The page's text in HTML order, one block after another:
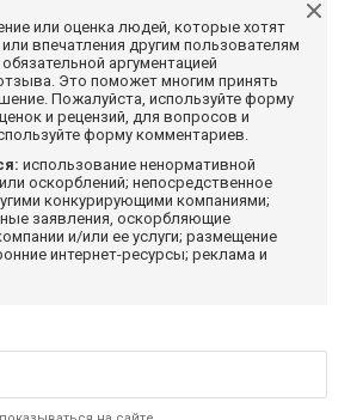
или оценка людей, которые хотят
впечатления другим пользователям
аргументацией
Это поможет многим принять
Пожалуйста, используйте форму
и рецензий, для вопросов и
форму комментариев.
использование ненормативной
оскорблений; непосредственное
конкурирующими компаниями;
заявления, оскорбляющие
и/или ее услуги; размещение
интернет-ресурсы; реклама и